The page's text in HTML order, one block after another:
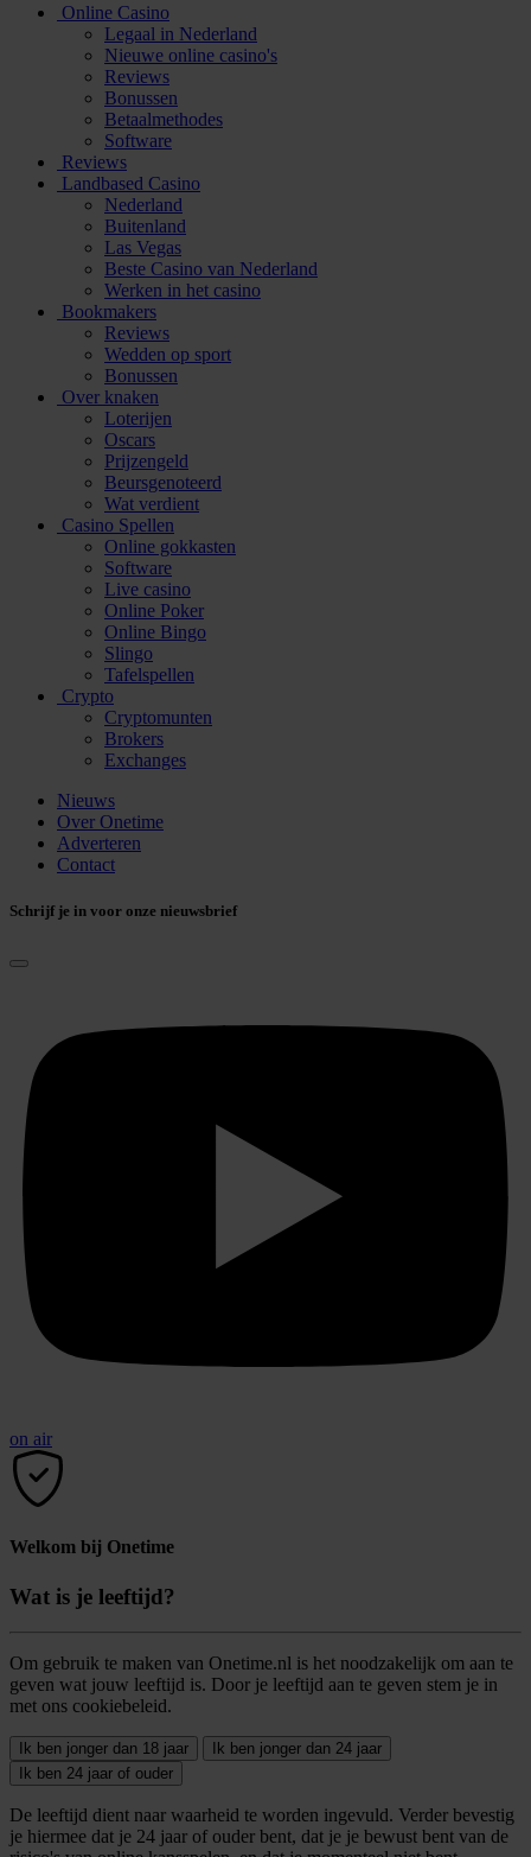
Online Casino
Legaal in Nederland
Nieuwe online casino's
Reviews
Bonussen
Betaalmethodes
Software
Reviews
Landbased Casino
Nederland
Buitenland
Las Vegas
Beste Casino van Nederland
Werken in het casino
Bookmakers
Reviews
Wedden op sport
Bonussen
Over knaken
Loterijen
Oscars
Prijzengeld
Beursgenoteerd
Wat verdient
Casino Spellen
Online gokkasten
Software
Live casino
Online Poker
Online Bingo
Slingo
Tafelspellen
Crypto
Cryptomunten
Brokers
Exchanges
Nieuws
Over Onetime
Adverteren
Contact
Schrijf je in voor onze nieuwsbrief
on air
Welkom bij Onetime
Wat is je leeftijd?
Om gebruik te maken van Onetime.nl is het noodzakelijk om aan te
geven wat jouw leeftijd is. Door je leeftijd aan te geven stem je in
met ons cookiebeleid.
Ik ben jonger dan 18 jaar
Ik ben jonger dan 24 jaar
Ik ben 24 jaar of ouder
De leeftijd dient naar waarheid te worden ingevuld. Verder bevestig
je hiermee dat je 24 jaar of ouder bent, dat je je bewust bent van de